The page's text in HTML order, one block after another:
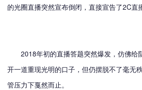
的光圈直播突然宣布倒闭，直接宣告了2C直
2018年初的直播答题突然爆发，仿佛给
开一道重现光明的口子，但仍摆脱不了毫无
管压力下戛然而止。